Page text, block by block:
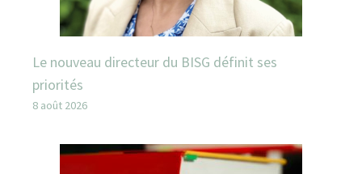
Le nouveau directeur du BISG définit ses
priorités
8 août 2026